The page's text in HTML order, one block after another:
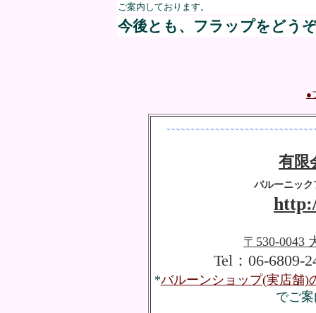
ご案内しております。
今後とも、フラップをどう
●
有限
バルーニッ
〒530-0043
Tel：06-6809-
*バルーンショップ(実店舗)
でご